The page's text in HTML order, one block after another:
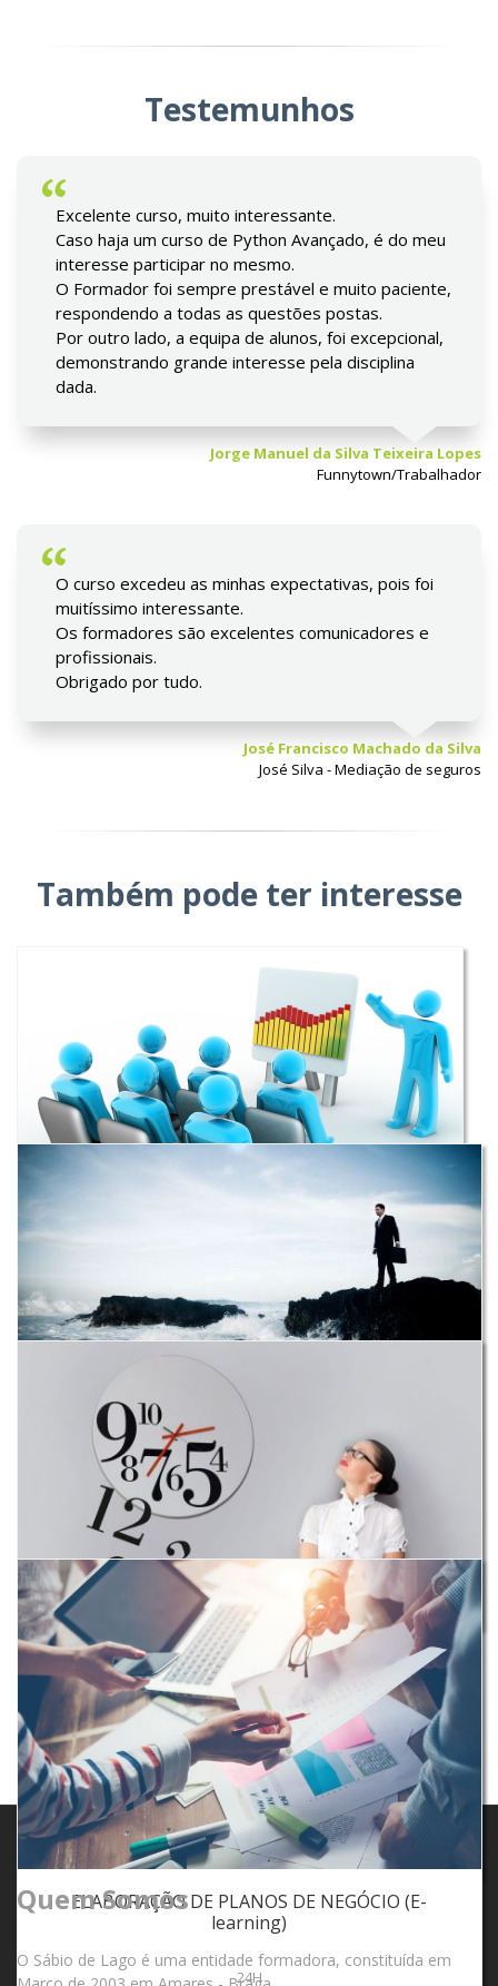
Testemunhos
Excelente curso, muito interessante.
Caso haja um curso de Python Avançado, é do meu
interesse participar no mesmo.
O Formador foi sempre prestável e muito paciente,
respondendo a todas as questões postas.
Por outro lado, a equipa de alunos, foi excepcional,
demonstrando grande interesse pela disciplina
dada.
Jorge Manuel da Silva Teixeira Lopes
Funnytown/Trabalhador
O curso excedeu as minhas expectativas, pois foi
muitíssimo interessante.
Os formadores são excelentes comunicadores e
profissionais.
Obrigado por tudo.
José Francisco Machado da Silva
José Silva - Mediação de seguros
Também pode ter interesse
GESTÃO EMPRESARIAL
GESTÃO ADMINISTRATIVA E FINANCEIRA
1 995€
ATENDIMENTO A CLIENTES E GESTÃO DO TEMPO
(E-learning)
40H
ELABORAÇÃO DE PLANOS DE NEGÓCIO (E-
learning)
24H
Quem Somos
O Sábio de Lago é uma entidade formadora, constituída em